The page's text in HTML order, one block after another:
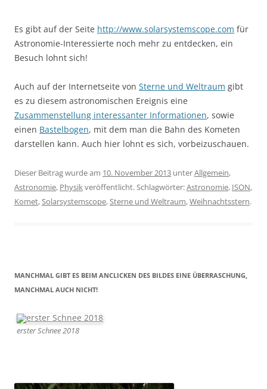
Es gibt auf der Seite http://www.solarsystemscope.com für
Astronomie-Interessierte noch mehr zu entdecken, ein
Besuch lohnt sich!
Auch auf der Internetseite von Sterne und Weltraum gibt
es zu diesem astronomischen Ereignis eine
Zusammenstellung interessanter Informationen, sowie
einen Bastelbogen, mit dem man die Bahn des Kometen
darstellen kann. Auch hier lohnt es sich, vorbeizuschauen.
Dieser Beitrag wurde am 10. November 2013 unterAllgemein,
Astronomie, Physikveröffentlicht. Schlagwörter:Astronomie, ISON,
Komet,Solarsystemscope,Sterne und Weltraum,Weihnachtsstern.
MANCHMAL GIBT ES BEIM ANCLICKEN DES BILDES EINE ÜBERRASCHUNG,
MANCHMAL AUCH NICHT!
erster Schnee 2018